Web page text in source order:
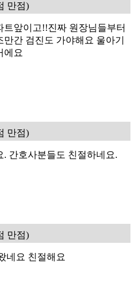
만점)
앞이고!!진짜 원장님들부터
간 검진도 가야해요 울아기
에요
만점)
간호사분들도 친절하네요.
만점)
네요 친절해요